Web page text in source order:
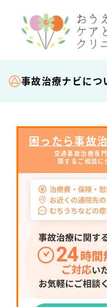
事故治療ナビにつ
困ったら事故
交通事故治療専
関するご相談に